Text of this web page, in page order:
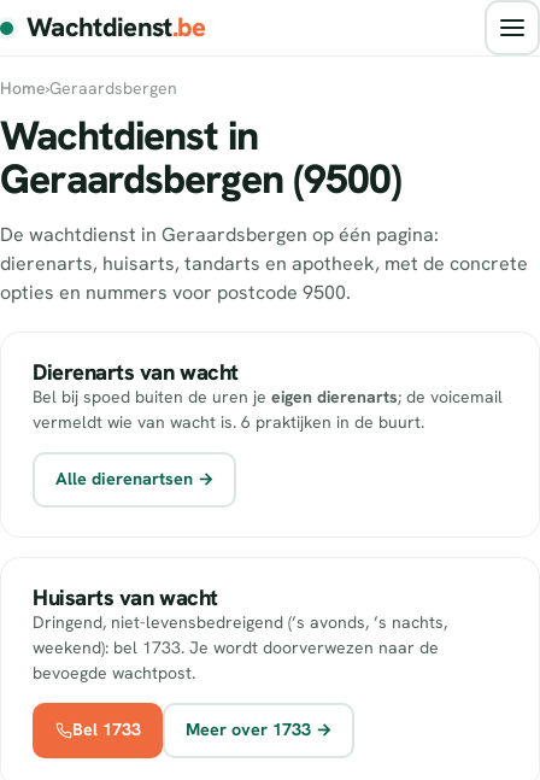
Wachtdienst.be
Home›Geraardsbergen
Wachtdienst in
Geraardsbergen (9500)
De wachtdienst in Geraardsbergen op één pagina:
dierenarts, huisarts, tandarts en apotheek, met de concrete
opties en nummers voor postcode 9500.
Dierenarts van wacht
Bel bij spoed buiten de uren je eigen dierenarts; de voicemail
vermeldt wie van wacht is. 6 praktijken in de buurt.
Alle dierenartsen →
Huisarts van wacht
Dringend, niet-levensbedreigend (’s avonds, ’s nachts,
weekend): bel 1733. Je wordt doorverwezen naar de
bevoegde wachtpost.
Bel 1733 Meer over 1733 →